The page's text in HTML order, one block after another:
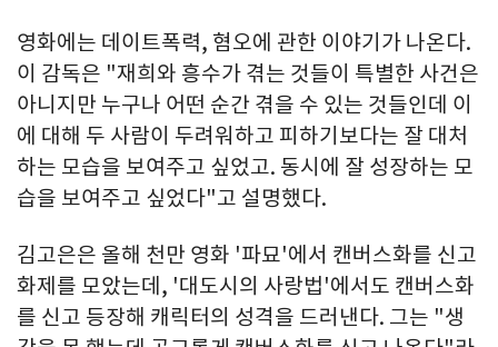
영화에는 데이트폭력, 혐오에 관한 이야기가 나온다.
이 감독은 "재희와 흥수가 겪는 것들이 특별한 사건은
아니지만 누구나 어떤 순간 겪을 수 있는 것들인데 이
에 대해 두 사람이 두려워하고 피하기보다는 잘 대처
하는 모습을 보여주고 싶었고. 동시에 잘 성장하는 모
습을 보여주고 싶었다"고 설명했다.
김고은은 올해 천만 영화 '파묘'에서 캔버스화를 신고
화제를 모았는데, '대도시의 사랑법'에서도 캔버스화
를 신고 등장해 캐릭터의 성격을 드러낸다. 그는 "생